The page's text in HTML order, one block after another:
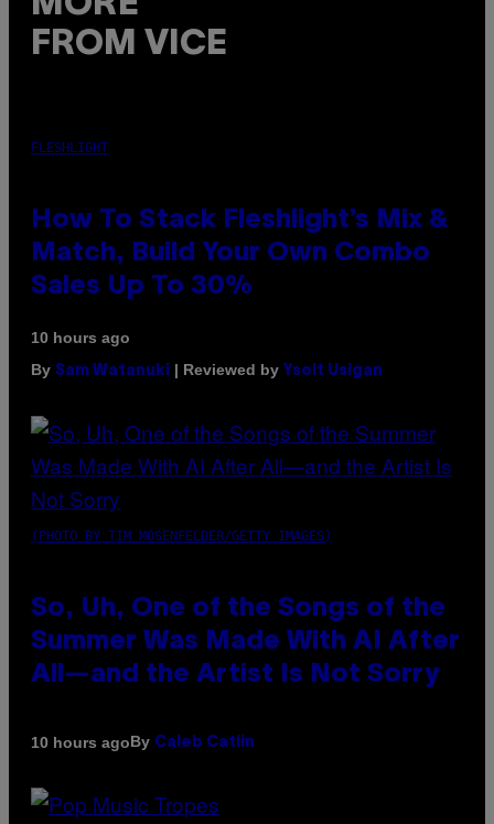
FROM VICE
FLESHLIGHT
How To Stack Fleshlight’s Mix &
Match, Build Your Own Combo
Sales Up To 30%
10 hours ago
By Sam Watanuki | Reviewed by Ysolt Usigan
(PHOTO BY TIM MOSENFELDER/GETTY IMAGES)
So, Uh, One of the Songs of the
Summer Was Made With AI After
All—and the Artist Is Not Sorry
10 hours agoBy Caleb Catlin